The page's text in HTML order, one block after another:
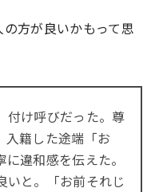
方が良いかもって思
付け呼びだった。尊
入籍した途端「お
違和感を伝えた。
いと。「お前それじ